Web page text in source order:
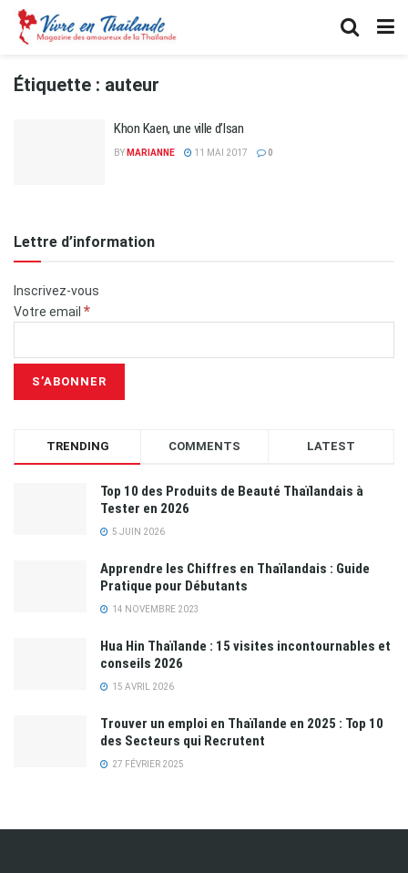
Étiquette : auteur
Khon Kaen, une ville d’Isan
BY MARIANNE 11 MAI 2017 0
Lettre d’information
Inscrivez-vous
Votre email *
TRENDING COMMENTS LATEST
Top 10 des Produits de Beauté Thaïlandais à
Tester en 2026
5 JUIN 2026
Apprendre les Chiffres en Thaïlandais : Guide
Pratique pour Débutants
14 NOVEMBRE 2023
Hua Hin Thaïlande : 15 visites incontournables et
conseils 2026
15 AVRIL 2026
Trouver un emploi en Thaïlande en 2025 : Top 10
des Secteurs qui Recrutent
27 FÉVRIER 2025